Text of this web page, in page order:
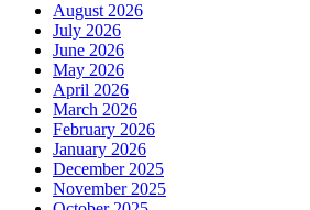
August 2026
July 2026
June 2026
May 2026
April 2026
March 2026
February 2026
January 2026
December 2025
November 2025